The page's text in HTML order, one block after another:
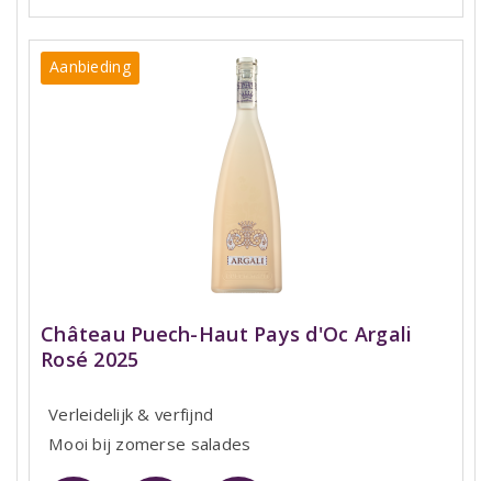
Aanbieding
Château Puech-Haut Pays d'Oc Argali
Rosé 2025
Verleidelijk & verfijnd
Mooi bij zomerse salades